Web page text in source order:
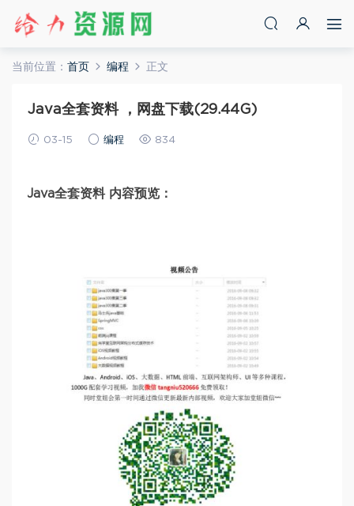
当前位置： 首页 编程 正文
Java全套资料 ，网盘下载(29.44G)
03-15 编程 834
Java全套资料 内容预览：